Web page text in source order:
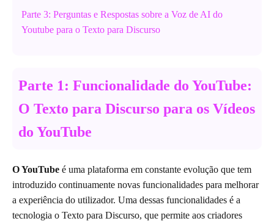
Parte 3: Perguntas e Respostas sobre a Voz de AI do
Youtube para o Texto para Discurso
Parte 1: Funcionalidade do YouTube:
O Texto para Discurso para os Vídeos
do YouTube
O YouTube é uma plataforma em constante evolução que tem
introduzido continuamente novas funcionalidades para melhorar
a experiência do utilizador. Uma dessas funcionalidades é a
tecnologia o Texto para Discurso, que permite aos criadores